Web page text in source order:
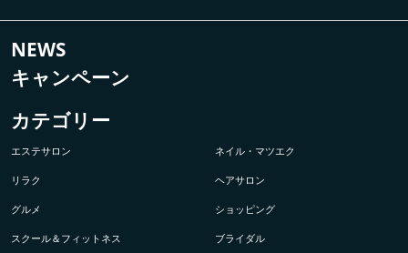
NEWS
キャンペーン
カテゴリー
エステサロン ネイル・マツエク
リラク ヘアサロン
グルメ ショッピング
スクール＆フィットネス ブライダル